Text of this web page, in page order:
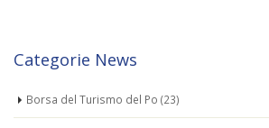
Categorie News
Borsa del Turismo del Po (23)